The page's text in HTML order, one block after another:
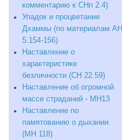
комментарию к СНп 2.4)
Упадок и процветание
Дхаммы (по материалам АН
5.154-156)
Наставление о
характеристике
безличности (СН 22.59)
Наставление об огромной
массе страданий - МН13
Наставление по
памятованию о дыхании
(МН 118)